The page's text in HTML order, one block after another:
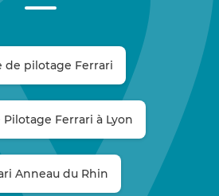
de pilotage Ferrari
Pilotage Ferrari à Lyon
Anneau du Rhin